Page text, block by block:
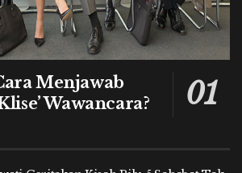
Menjawab
Wawancara?